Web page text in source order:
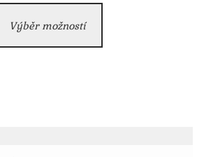
byla:
je:
Výběr možností
má